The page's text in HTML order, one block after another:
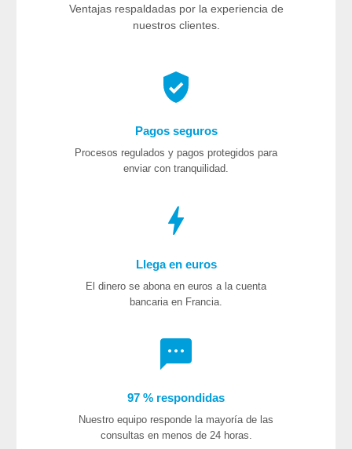
Ventajas respaldadas por la experiencia de
nuestros clientes.
Pagos seguros
Procesos regulados y pagos protegidos para
enviar con tranquilidad.
Llega en euros
El dinero se abona en euros a la cuenta
bancaria en Francia.
97 % respondidas
Nuestro equipo responde la mayoría de las
consultas en menos de 24 horas.